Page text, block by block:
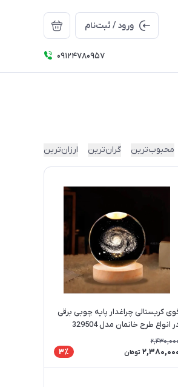
ورود / ثبت‌نام
09124780957
محبوب‌ترین گران‌ترین ارزان‌ترین
کریستالی چراغدار پایه چوبی برقی
انواع طرح خانمان مدل 329504
تومان 3٪